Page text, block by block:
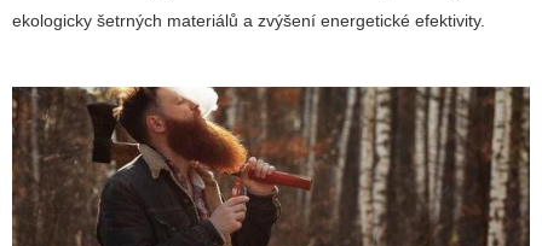
ekologicky šetrných materiálů a zvýšení energetické efektivity.